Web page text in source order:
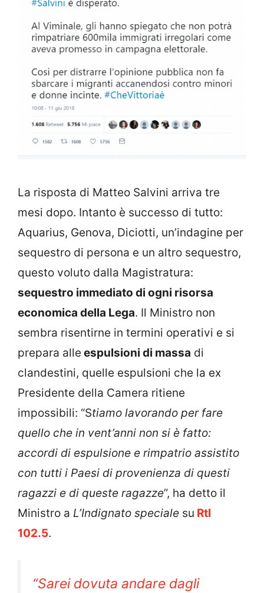
La risposta di Matteo Salvini arriva tre
mesi dopo. Intanto è successo di tutto:
Aquarius, Genova, Diciotti, un’indagine per
sequestro di persona e un altro sequestro,
questo voluto dalla Magistratura:
sequestro immediato di ogni risorsa
economica della Lega. Il Ministro non
sembra risentirne in termini operativi e si
prepara alle espulsioni di massa di
clandestini, quelle espulsioni che la ex
Presidente della Camera ritiene
impossibili: “Stiamo lavorando per fare
quello che in vent’anni non si è fatto:
accordi di espulsione e rimpatrio assistito
con tutti i Paesi di provenienza di questi
ragazzi e di queste ragazze”, ha detto il
Ministro a L’Indignato speciale su Rtl
102.5.
“Sarei dovuta andare dagli